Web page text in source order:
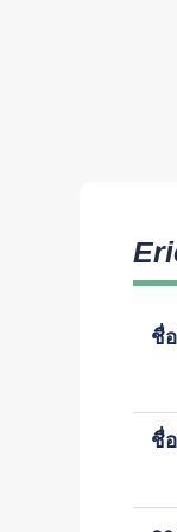
ชื่
ชื่